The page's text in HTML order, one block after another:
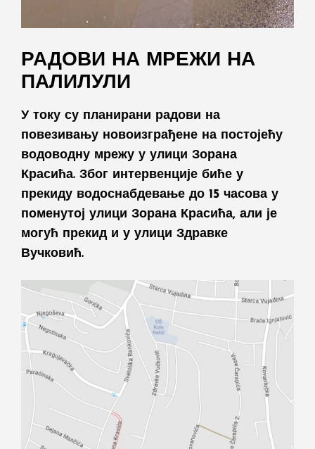
РАДОВИ НА МРЕЖИ НА
ПАЛИЛУЛИ
У току су планирани радови на
повезивању новоизграђене на постојећу
водоводну мрежу у улици Зорана
Красића. Због интервенције биће у
прекиду водоснабдевање до 15 часова у
поменутој улици Зорана Красића, али је
могућ прекид и у улици Здравке
Вучковић.